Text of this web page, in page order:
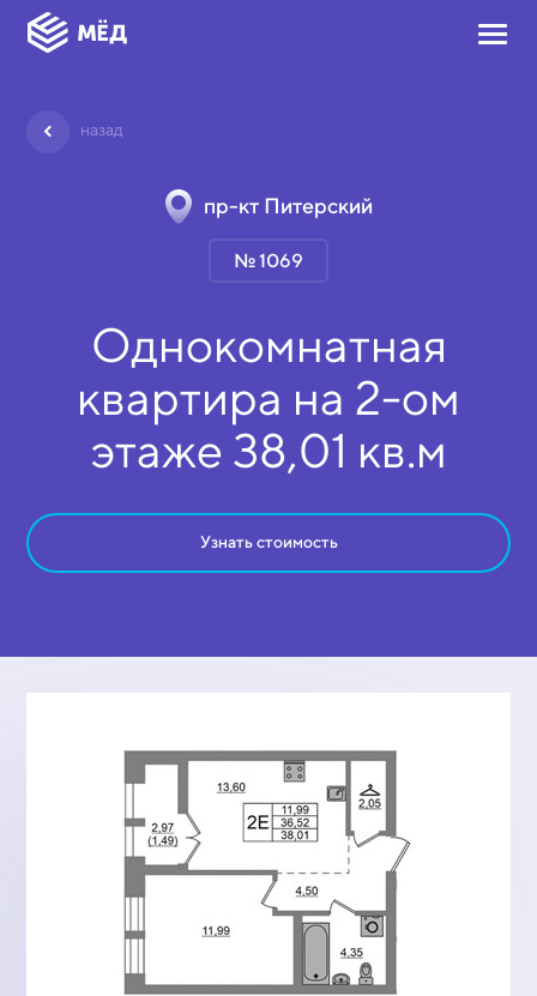
назад
пр-кт Питерский
№ 1069
Однокомнатная
квартира на 2-ом
этаже 38,01 кв.м
Узнать стоимость